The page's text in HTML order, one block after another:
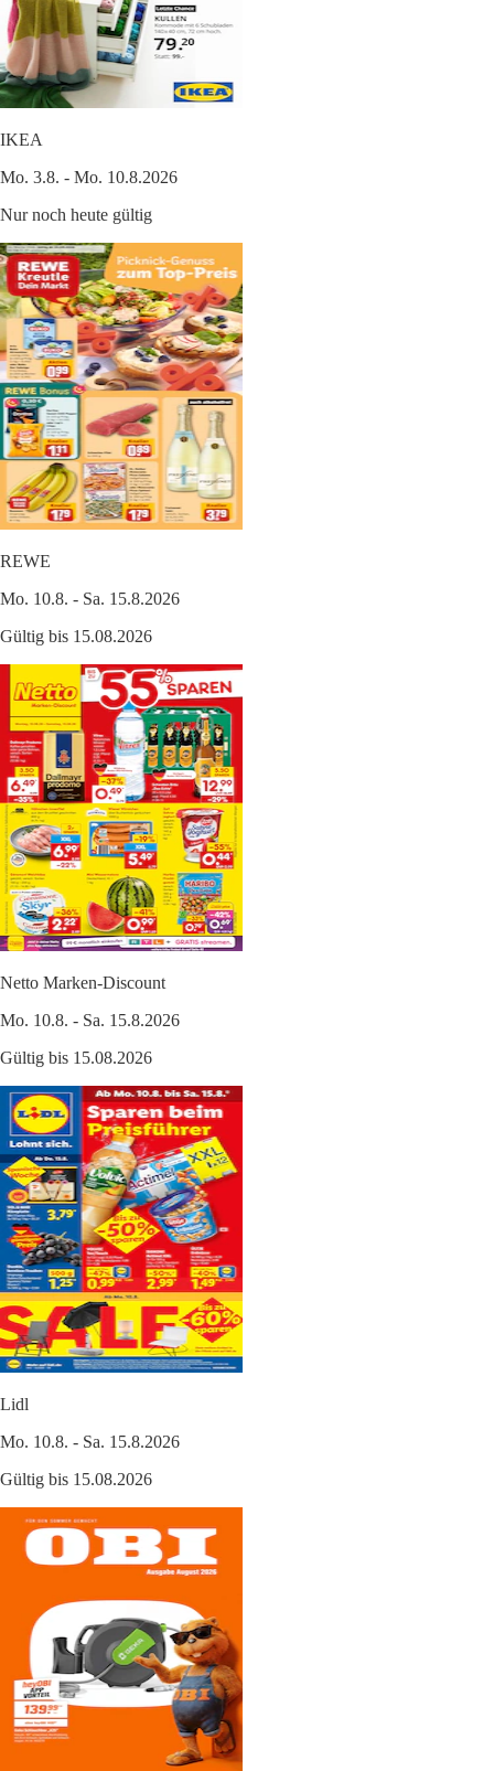
IKEA
Mo. 3.8. - Mo. 10.8.2026
Nur noch heute gültig
REWE
Mo. 10.8. - Sa. 15.8.2026
Gültig bis 15.08.2026
Netto Marken-Discount
Mo. 10.8. - Sa. 15.8.2026
Gültig bis 15.08.2026
Lidl
Mo. 10.8. - Sa. 15.8.2026
Gültig bis 15.08.2026